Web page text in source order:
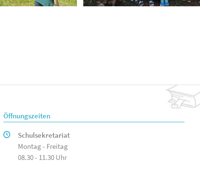
Öffnungszeiten
Schulsekretariat
Montag - Freitag
08.30 - 11.30 Uhr